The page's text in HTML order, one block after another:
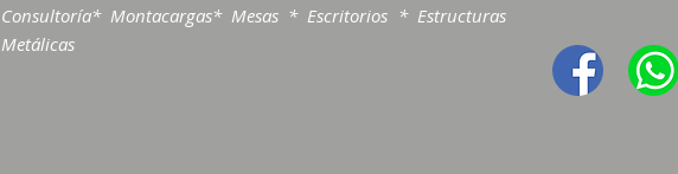
Consultoría* Montacargas* Mesas * Escritorios * Estructuras
Metálicas